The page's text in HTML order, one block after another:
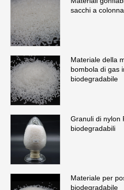
sacchi a
Materiale della
bombola di gas
biodegradabile
Granuli di nylon
biodegradabili
Materiale per
biodegradabile